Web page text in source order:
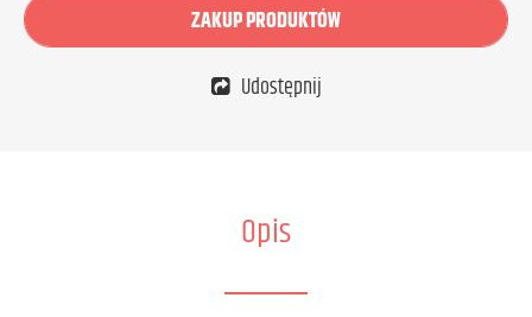
ZAKUP PRODUKTÓW
Udostępnij
Opis